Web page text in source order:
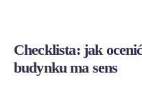
Checklista: jak
budynku ma sens